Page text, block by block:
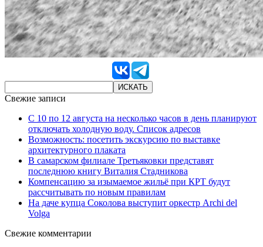
Свежие записи
С 10 по 12 августа на несколько часов в день планируют
отключать холодную воду. Список адресов
Возможность: посетить экскурсию по выставке
архитектурного плаката
В самарском филиале Третьяковки представят
последнюю книгу Виталия Стадникова
Компенсацию за изымаемое жильё при КРТ будут
рассчитывать по новым правилам
На даче купца Соколова выступит оркестр Archi del
Volga
Свежие комментарии